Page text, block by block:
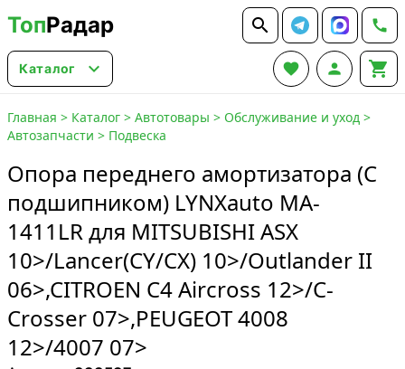
ТопРадар  
Каталог    
Главная > Каталог > Автотовары > Обслуживание и уход >
Автозапчасти > Подвеска
Опора переднего амортизатора (С
подшипником) LYNXauto MA-
1411LR для MITSUBISHI ASX
10>/Lancer(CY/CX) 10>/Outlander II
06>,CITROEN C4 Aircross 12>/C-
Crosser 07>,PEUGEOT 4008
12>/4007 07>